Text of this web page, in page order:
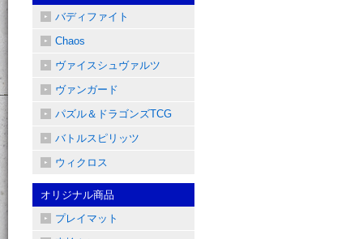
バディファイト
Chaos
ヴァイスシュヴァルツ
ヴァンガード
パズル＆ドラゴンズTCG
バトルスピリッツ
ウィクロス
オリジナル商品
プレイマット